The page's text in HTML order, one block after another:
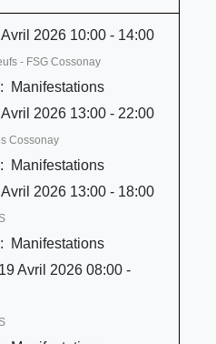
2026 10:00 - 14:00
- FSG Cossonay
2026 13:00 - 22:00
Cossonay
2026 13:00 - 18:00
Avril 2026 08:00 -